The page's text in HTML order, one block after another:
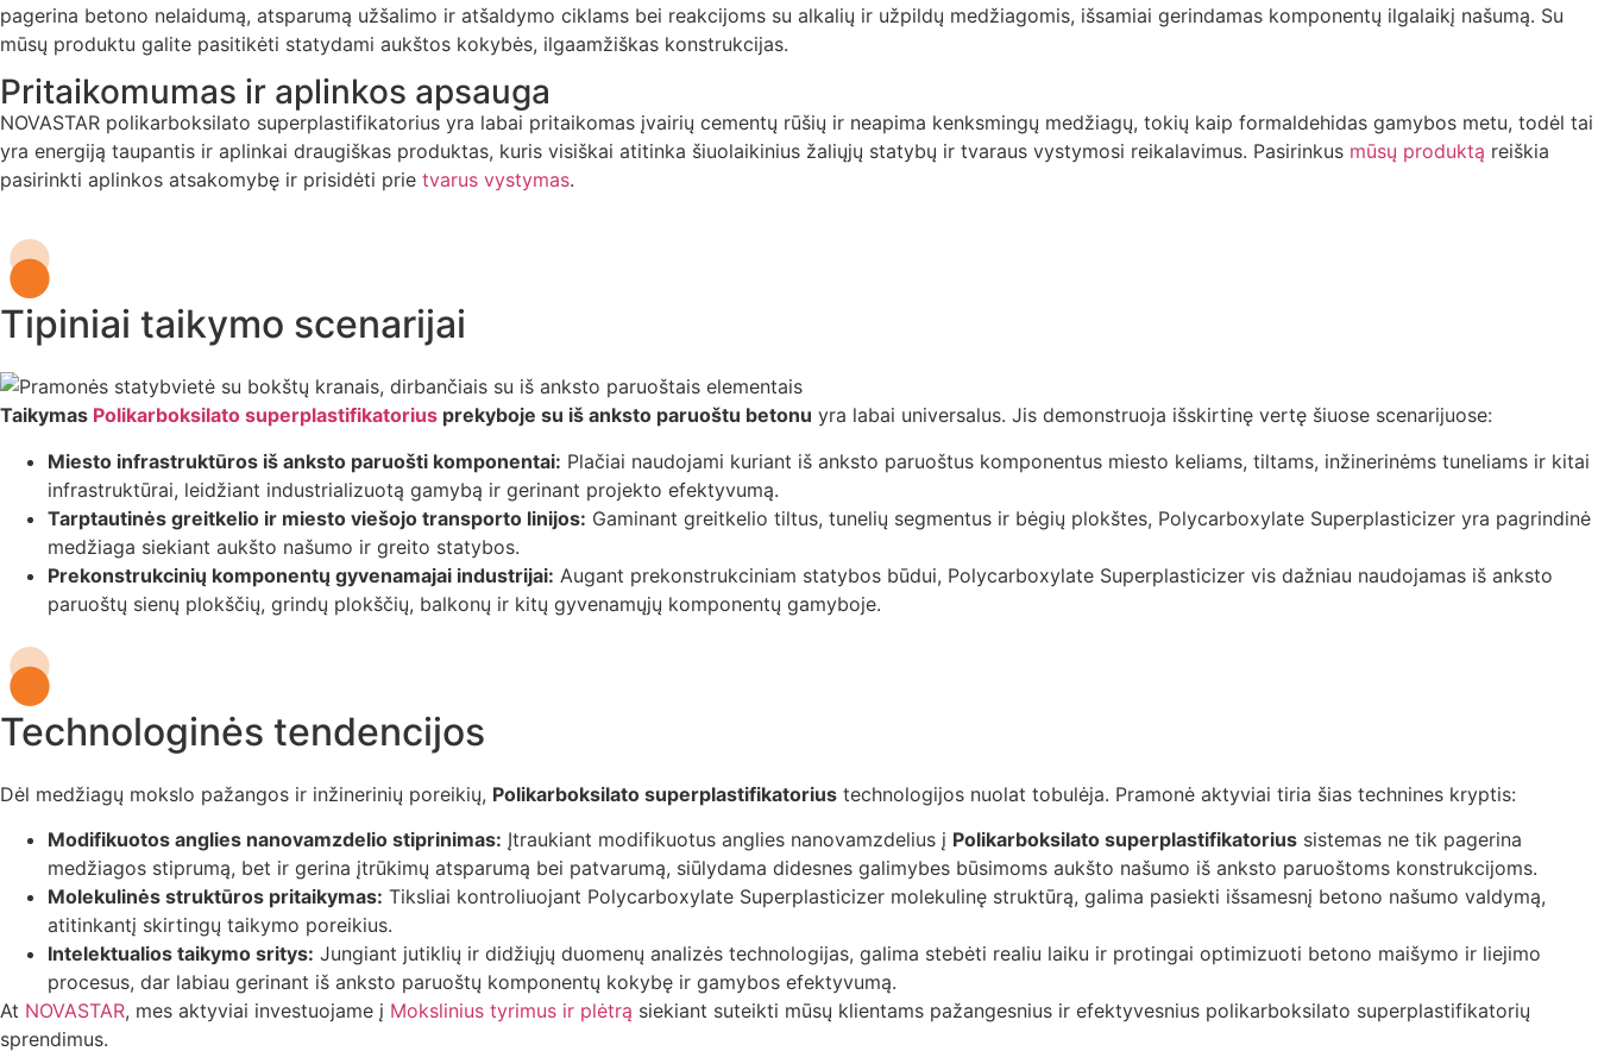
pagerina betono nelaidumą, atsparumą užšalimo ir atšaldymo ciklams bei reakcijoms su alkalių ir užpildų medžiagomis, išsamiai gerindamas komponentų ilgalaikį našumą. Su
mūsų produktu galite pasitikėti statydami aukštos kokybės, ilgaamžiškas konstrukcijas.
Pritaikomumas ir aplinkos apsauga
NOVASTAR polikarboksilato superplastifikatorius yra labai pritaikomas įvairių cementų rūšių ir neapima kenksmingų medžiagų, tokių kaip formaldehidas gamybos metu, todėl tai
yra energiją taupantis ir aplinkai draugiškas produktas, kuris visiškai atitinka šiuolaikinius žaliųjų statybų ir tvaraus vystymosi reikalavimus. Pasirinkus mūsų produktą reiškia
pasirinkti aplinkos atsakomybę ir prisidėti prie tvarus vystymas.
Tipiniai taikymo scenarijai
Taikymas Polikarboksilato superplastifikatorius prekyboje su iš anksto paruoštu betonu yra labai universalus. Jis demonstruoja išskirtinę vertę šiuose scenarijuose:
Miesto infrastruktūros iš anksto paruošti komponentai: Plačiai naudojami kuriant iš anksto paruoštus komponentus miesto keliams, tiltams, inžinerinėms tuneliams ir kitai
infrastruktūrai, leidžiant industrializuotą gamybą ir gerinant projekto efektyvumą.
Tarptautinės greitkelio ir miesto viešojo transporto linijos: Gaminant greitkelio tiltus, tunelių segmentus ir bėgių plokštes, Polycarboxylate Superplasticizer yra pagrindinė
medžiaga siekiant aukšto našumo ir greito statybos.
Prekonstrukcinių komponentų gyvenamajai industrijai: Augant prekonstrukciniam statybos būdui, Polycarboxylate Superplasticizer vis dažniau naudojamas iš anksto
paruoštų sienų plokščių, grindų plokščių, balkonų ir kitų gyvenamųjų komponentų gamyboje.
Technologinės tendencijos
Dėl medžiagų mokslo pažangos ir inžinerinių poreikių, Polikarboksilato superplastifikatorius technologijos nuolat tobulėja. Pramonė aktyviai tiria šias technines kryptis:
Modifikuotos anglies nanovamzdelio stiprinimas: Įtraukiant modifikuotus anglies nanovamzdelius į Polikarboksilato superplastifikatorius sistemas ne tik pagerina
medžiagos stiprumą, bet ir gerina įtrūkimų atsparumą bei patvarumą, siūlydama didesnes galimybes būsimoms aukšto našumo iš anksto paruoštoms konstrukcijoms.
Molekulinės struktūros pritaikymas: Tiksliai kontroliuojant Polycarboxylate Superplasticizer molekulinę struktūrą, galima pasiekti išsamesnį betono našumo valdymą,
atitinkantį skirtingų taikymo poreikius.
Intelektualios taikymo sritys: Jungiant jutiklių ir didžiųjų duomenų analizės technologijas, galima stebėti realiu laiku ir protingai optimizuoti betono maišymo ir liejimo
procesus, dar labiau gerinant iš anksto paruoštų komponentų kokybę ir gamybos efektyvumą.
At NOVASTAR, mes aktyviai investuojame į Mokslinius tyrimus ir plėtrą siekiant suteikti mūsų klientams pažangesnius ir efektyvesnius polikarboksilato superplastifikatorių
sprendimus.